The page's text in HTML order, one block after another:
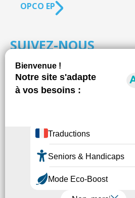
OPCO EP
SUIVEZ-NOUS
Fédésap © 2021
Mentions légales
Transparence